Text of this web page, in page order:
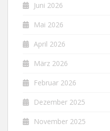
Juni 2026
Mai 2026
April 2026
März 2026
Februar 2026
Dezember 2025
November 2025